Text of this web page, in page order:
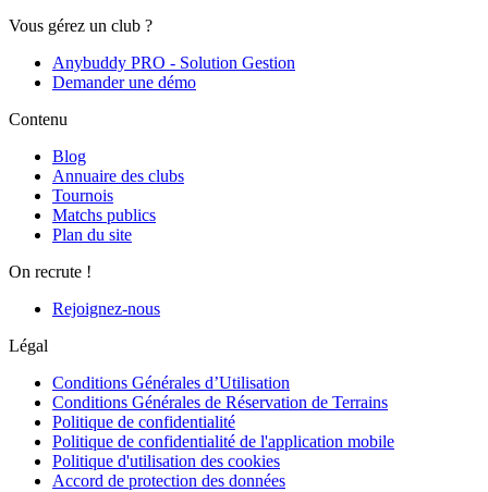
Vous gérez un club ?
Anybuddy PRO - Solution Gestion
Demander une démo
Contenu
Blog
Annuaire des clubs
Tournois
Matchs publics
Plan du site
On recrute !
Rejoignez-nous
Légal
Conditions Générales d’Utilisation
Conditions Générales de Réservation de Terrains
Politique de confidentialité
Politique de confidentialité de l'application mobile
Politique d'utilisation des cookies
Accord de protection des données